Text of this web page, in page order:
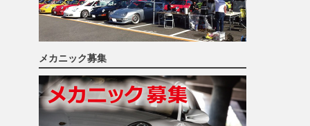
メカニック募集